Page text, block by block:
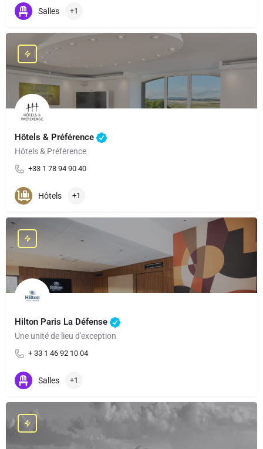
Salles +1
Hôtels & Préférence
Hôtels & Préférence
+33 1 78 94 90 40
Hôtels +1
Hilton Paris La Défense
Une unité de lieu d'exception
+ 33 1 46 92 10 04
Salles +1